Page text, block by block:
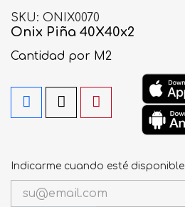
SKU ONIX0070
Onix Piña 40X40x2
Cantidad por M2
Indicarme cuando esté disponible